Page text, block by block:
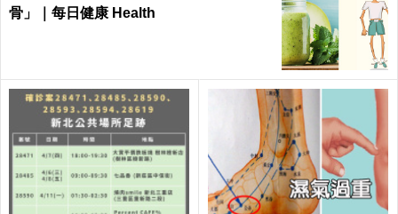
骨」｜每日健康 Health